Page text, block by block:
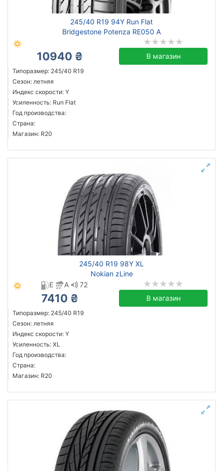
245/40 R19 94Y Run Flat
Bridgestone Potenza RE050 A
10940 ₴ В магазин
Типоразмер: 245/40 R19
Сезон: летняя
Индекс скорости: Y
Усиленность: Run Flat
Год производства:
Страна:
Магазин: R20
245/40 R19 98Y XL
Nokian zLine
E
A 72
7410 ₴ В магазин
Типоразмер: 245/40 R19
Сезон: летняя
Индекс скорости: Y
Усиленность: XL
Год производства:
Страна:
Магазин: R20